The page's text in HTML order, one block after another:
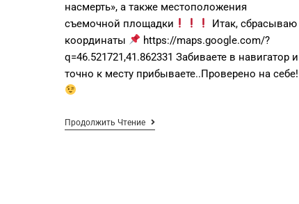
насмерть», а также местоположения
съемочной площадки
Итак, сбрасываю
координаты
https://maps.google.com/?
q=46.521721,41.862331 Забиваете в навигатор и
точно к месту прибываете..Проверено на себе!
Продолжить Чтение